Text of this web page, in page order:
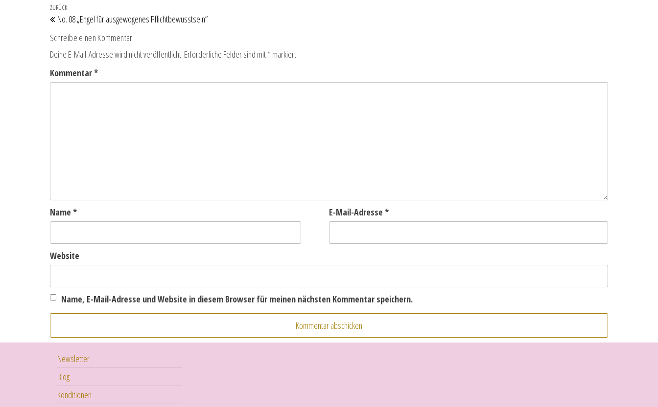
Beitragsnavigation
Vorheriger Beitrag
ZURÜCK
No. 08 „Engel für ausgewogenes Pflichtbewusstsein“
Schreibe einen Kommentar
Deine E-Mail-Adresse wird nicht veröffentlicht. Erforderliche Felder sind mit* markiert
Kommentar*
Name * E-Mail-Adresse *
Website
Name, E-Mail-Adresse und Website in diesem Browser für meinen nächsten Kommentar speichern.
Newsletter
Blog
Konditionen